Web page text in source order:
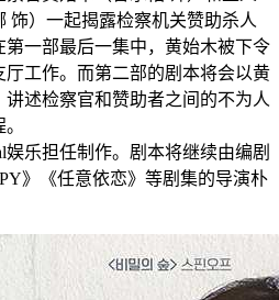
饰）一起揭露检察机关赞助杀人
一部最后一集中，黄始木被下令
厅工作。而第二部的剧本将会以黄
述检察官和赞助者之间的不为人
乐担任制作。剧本将继续由编剧
》《任意依恋》等剧集的导演朴